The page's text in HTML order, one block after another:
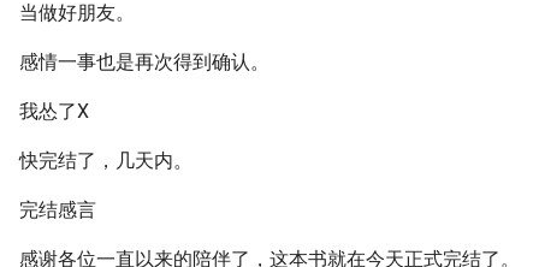
当做好朋友。
感情一事也是再次得到确认。
我怂了X
快完结了，几天内。
完结感言
感谢各位一直以来的陪伴了，这本书就在今天正式完结了。